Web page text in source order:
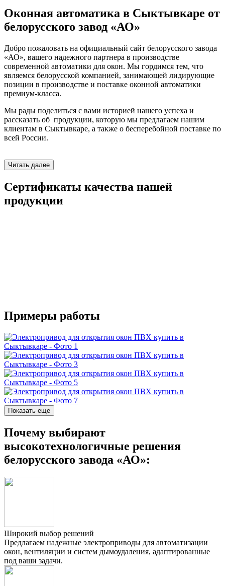
Оконная автоматика в Сыктывкаре от
белорусского завод «АО»
Добро пожаловать на официальный сайт белорусского завода
«АО», вашего надежного партнера в производстве
современной автоматики для окон. Мы гордимся тем, что
являемся белорусской компанией, занимающей лидирующие
позиции в производстве и поставке оконной автоматики
премиум-класса.
Мы рады поделиться с вами историей нашего успеха и
рассказать об продукции, которую мы предлагаем нашим
клиентам в Сыктывкаре, а также о бесперебойной поставке по
всей России.
Читать далее
Сертификаты качества нашей
продукции
Примеры работы
Показать еще
Почему выбирают
высокотехнологичные решения
белорусского завода «АО»:
Широкий выбор решений
Предлагаем надежные электроприводы для автоматизации
окон, вентиляции и систем дымоудаления, адаптированные
под ваши задачи.